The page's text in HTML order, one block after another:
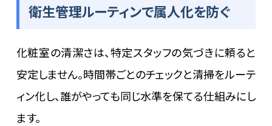
衛生管理ルーティンで属人化を防ぐ
化粧室の清潔さは、特定スタッフの気づきに頼ると
安定しません。時間帯ごとのチェックと清掃をルーテ
ィン化し、誰がやっても同じ水準を保てる仕組みにし
ます。